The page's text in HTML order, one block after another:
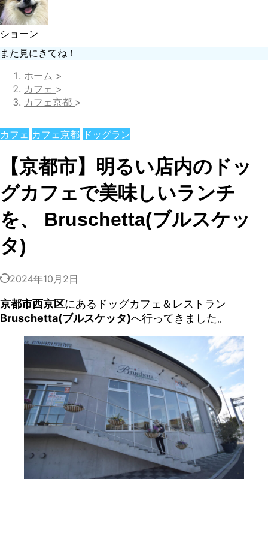
ショーン
また見にきてね！
ホーム >
カフェ >
カフェ京都 >
カフェ カフェ京都 ドッグラン
【京都市】明るい店内のドッ
グカフェで美味しいランチ
を、 Bruschetta(ブルスケッ
タ)
2024年10月2日
京都市西京区にあるドッグカフェ＆レストラン
Bruschetta(ブルスケッタ)へ行ってきました。